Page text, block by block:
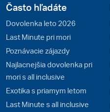
Často hľadáte
Dovolenka leto 2026
Last Minute pri mori
Poznávacie zájazdy
Najlacnejšia dovolenka pri
mori s all inclusive
Exotika s priamym letom
Last Minute s all inclusive